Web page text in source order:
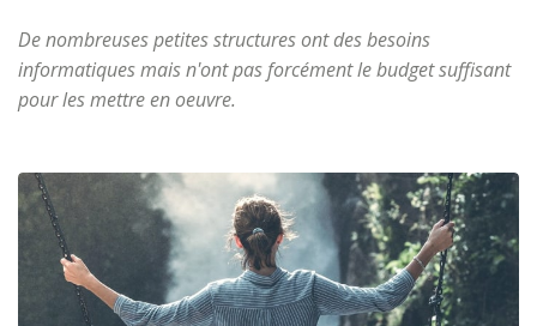
De nombreuses petites structures ont des besoins
informatiques mais n'ont pas forcément le budget suffisant
pour les mettre en oeuvre.